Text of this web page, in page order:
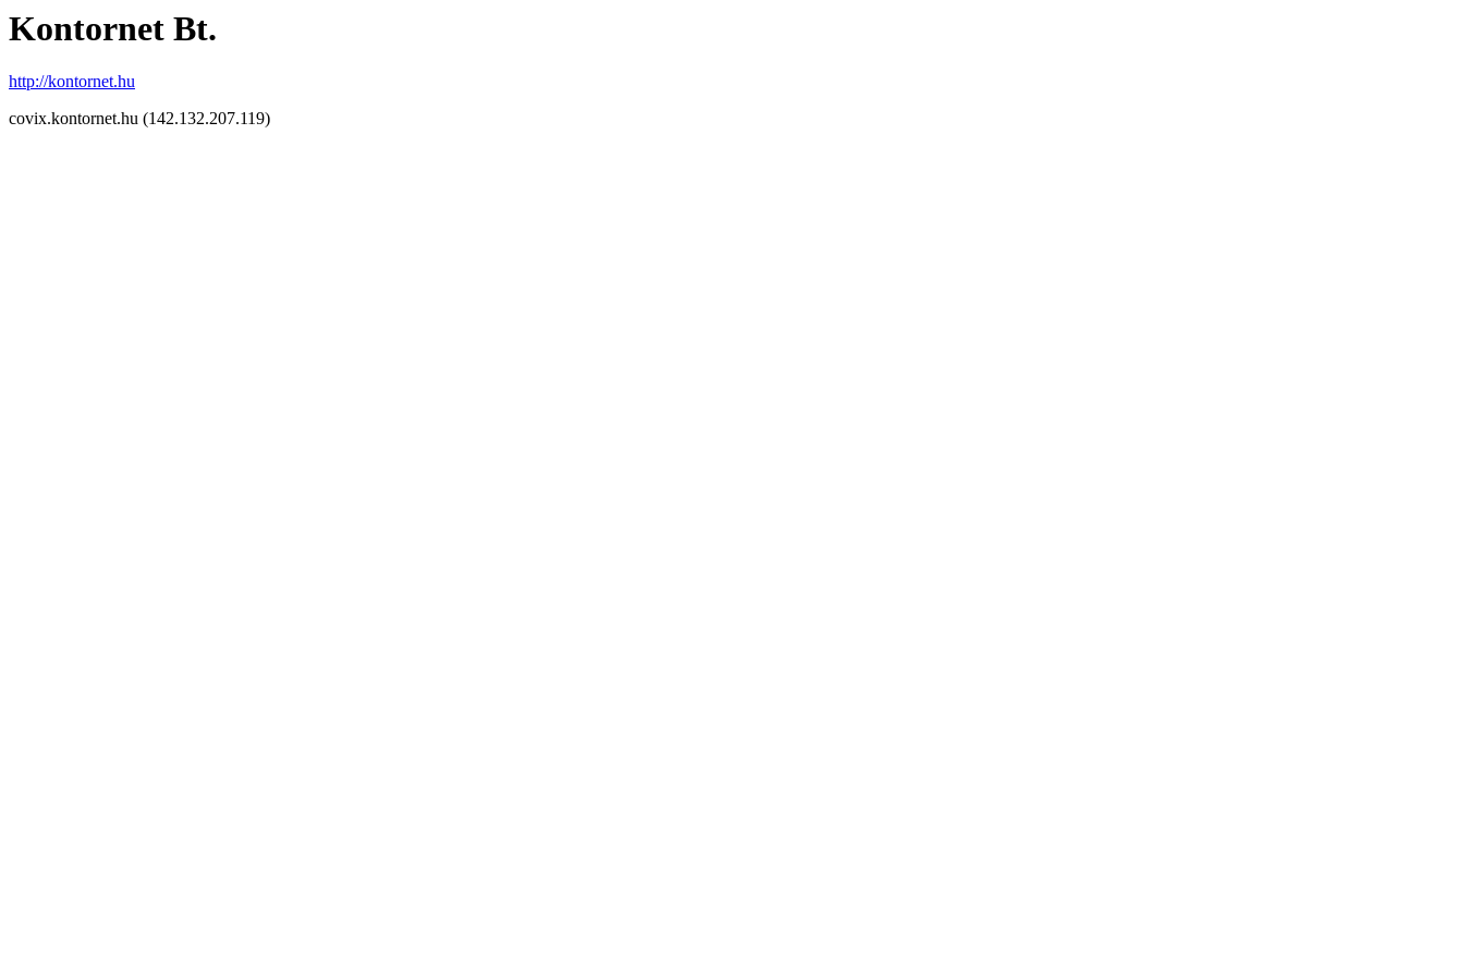
Kontornet Bt.
http://kontornet.hu
covix.kontornet.hu (142.132.207.119)